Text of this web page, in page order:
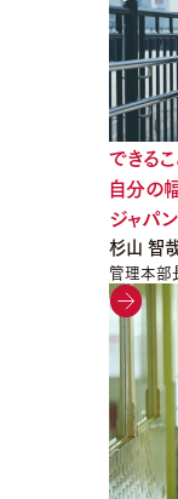
できる
自分の
ジャパ
杉山 智
管理本部